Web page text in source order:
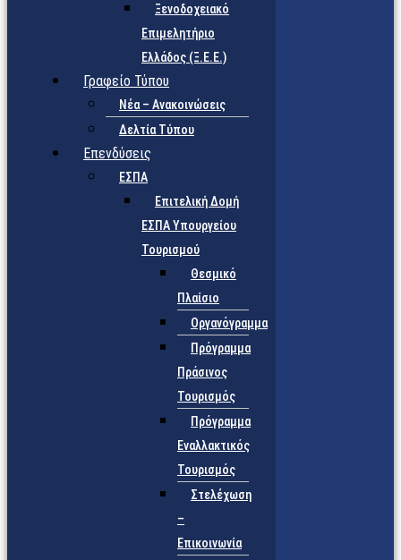
Ξενοδοχειακό
Επιμελητήριο
Ελλάδος (Ξ.Ε.Ε.)
Γραφείο Τύπου
Νέα – Ανακοινώσεις
Δελτία Τύπου
Επενδύσεις
ΕΣΠΑ
Επιτελική Δομή
ΕΣΠΑ Υπουργείου
Τουρισμού
Θεσμικό
Πλαίσιο
Οργανόγραμμα
Πρόγραμμα
Πράσινος
Τουρισμός
Πρόγραμμα
Εναλλακτικός
Τουρισμός
Στελέχωση
–
Επικοινωνία